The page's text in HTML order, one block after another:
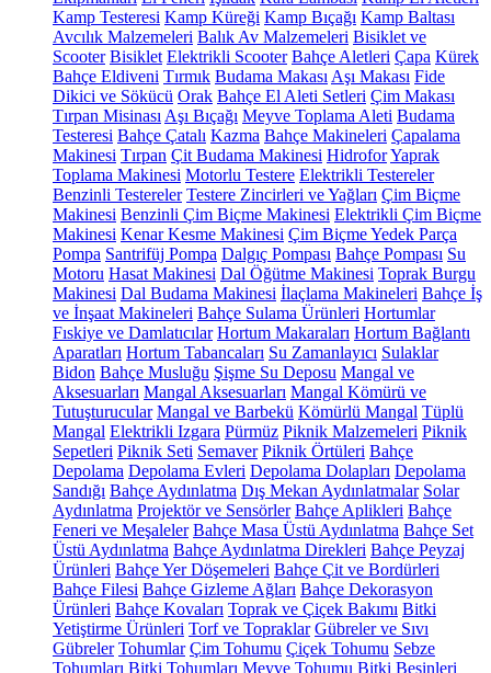
Kamp Testeresi Kamp Küreği Kamp Bıçağı Kamp Baltası
Avcılık Malzemeleri Balık Av Malzemeleri Bisiklet ve
Scooter Bisiklet Elektrikli Scooter Bahçe Aletleri Çapa Kürek
Bahçe Eldiveni Tırmık Budama Makası Aşı Makası Fide
Dikici ve Sökücü Orak Bahçe El Aleti Setleri Çim Makası
Tırpan Misinası Aşı Bıçağı Meyve Toplama Aleti Budama
Testeresi Bahçe Çatalı Kazma Bahçe Makineleri Çapalama
Makinesi Tırpan Çit Budama Makinesi HidroforYaprak
Toplama Makinesi Motorlu Testere Elektrikli Testereler
Benzinli Testereler Testere Zincirleri ve Yağları Çim Biçme
Makinesi Benzinli Çim Biçme Makinesi Elektrikli Çim Biçme
Makinesi Kenar Kesme Makinesi Çim Biçme Yedek Parça
Pompa Santrifüj Pompa Dalgıç Pompası Bahçe Pompası Su
Motoru Hasat Makinesi Dal Öğütme Makinesi Toprak Burgu
Makinesi Dal Budama Makinesi İlaçlama Makineleri Bahçe İş
ve İnşaat Makineleri Bahçe Sulama Ürünleri Hortumlar
Fıskiye ve Damlatıcılar Hortum Makaraları Hortum Bağlantı
Aparatları Hortum Tabancaları Su Zamanlayıcı Sulaklar
Bidon Bahçe Musluğu Şişme Su Deposu Mangal ve
Aksesuarları Mangal Aksesuarları Mangal Kömürü ve
Tutuşturucular Mangal ve Barbekü Kömürlü Mangal Tüplü
Mangal Elektrikli Izgara Pürmüz Piknik Malzemeleri Piknik
Sepetleri Piknik Seti Semaver Piknik Örtüleri Bahçe
Depolama Depolama Evleri Depolama Dolapları Depolama
Sandığı Bahçe Aydınlatma Dış Mekan Aydınlatmalar Solar
Aydınlatma Projektör ve Sensörler Bahçe Aplikleri Bahçe
Feneri ve Meşaleler Bahçe Masa Üstü Aydınlatma Bahçe Set
Üstü Aydınlatma Bahçe Aydınlatma Direkleri Bahçe Peyzaj
Ürünleri Bahçe Yer Döşemeleri Bahçe Çit ve Bordürleri
Bahçe Filesi Bahçe Gizleme Ağları Bahçe Dekorasyon
Ürünleri Bahçe Kovaları Toprak ve Çiçek Bakımı Bitki
Yetiştirme Ürünleri Torf ve Topraklar Gübreler ve Sıvı
Gübreler Tohumlar Çim Tohumu Çiçek Tohumu Sebze
Tohumları Bitki Tohumları Meyve Tohumu Bitki Besinleri